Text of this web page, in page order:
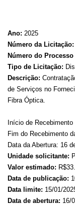
Ano: 2025
Número da Licitação:
Número do
Tipo de Licitação:
Descrição:
de Serviços no
Fibra Óptica.
Início de
Fim do Recebimento
Data da Abertura: 16
Unidade solicitante:
Valor estimado:
Data de publicação:
Data limite: 15/01/
Data de abertura: 16/